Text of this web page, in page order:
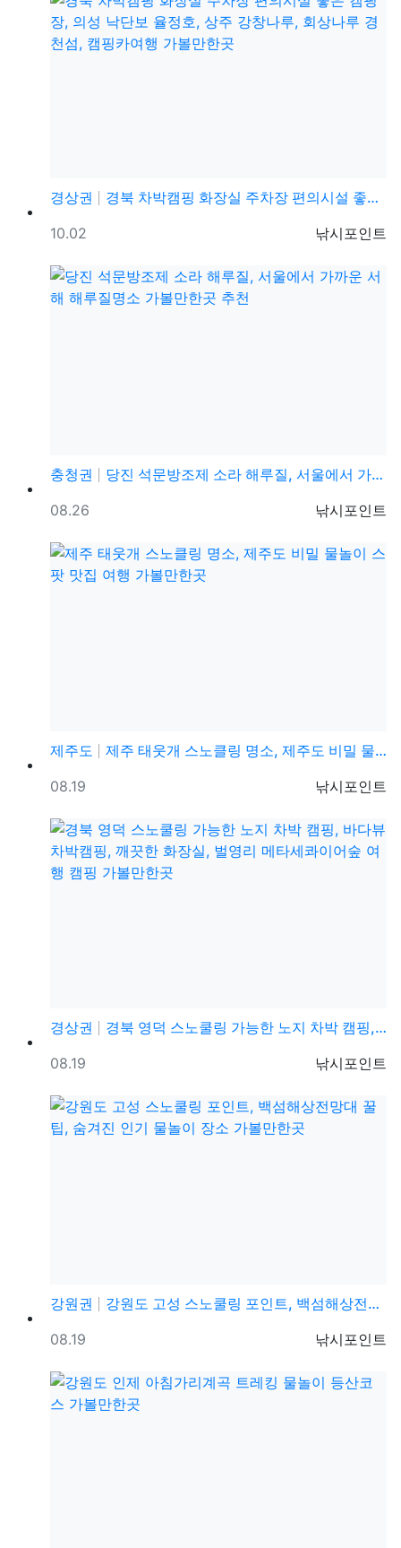
경상권
경북 차박캠핑 화장실 주차장 편의시설 좋은 캠핑장, 의…
등록자
낚시포인트
등록일
10.02
충청권
당진 석문방조제 소라 해루질, 서울에서 가까운 서해 해…
등록자
낚시포인트
등록일
08.26
제주도
제주 태웃개 스노클링 명소, 제주도 비밀 물놀이 스팟 …
등록자
낚시포인트
등록일
08.19
경상권
경북 영덕 스노쿨링 가능한 노지 차박 캠핑, 바다뷰 차…
등록자
낚시포인트
등록일
08.19
강원권
강원도 고성 스노쿨링 포인트, 백섬해상전망대 꿀팁, 숨…
등록자
낚시포인트
등록일
08.19